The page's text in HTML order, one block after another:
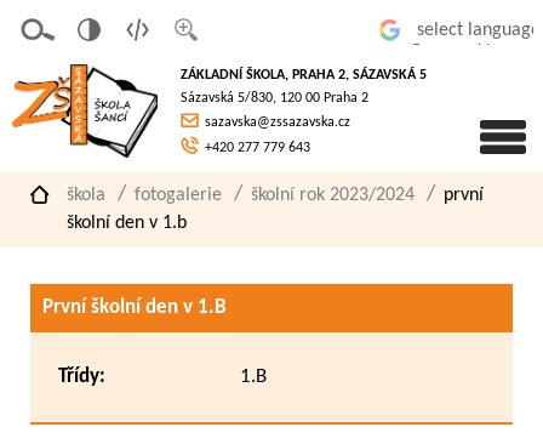
písmo
á
verze
pro
slaboz
raké
ZÁKLADNÍ ŠKOLA, PRAHA 2, SÁZAVSKÁ 5
Sázavská 5/830, 120 00 Praha 2
sazavska@zssazavska.cz
+420 277 779 643
škola fotogalerie školní rok 2023/2024
první
školní den v 1.b
První školní den v 1.B
Třídy: 1.B